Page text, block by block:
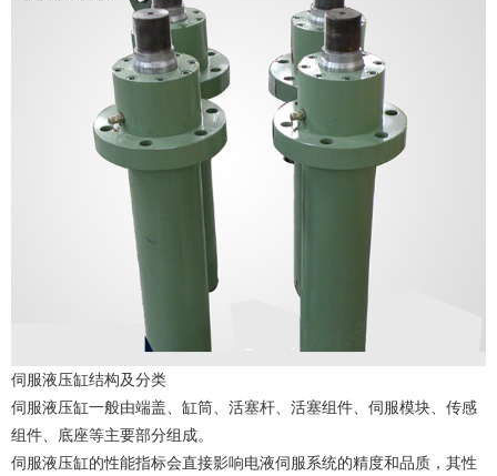
伺服液压缸结构及分类
伺服液压缸一般由端盖、缸筒、活塞杆、活塞组件、伺服模块、传感
组件、底座等主要部分组成。
伺服液压缸的性能指标会直接影响电液伺服系统的精度和品质，其性